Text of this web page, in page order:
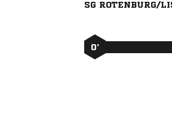
SG ROTENBURG/
0’